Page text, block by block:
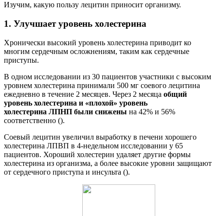
Изучим, какую пользу лецитин приносит организму.
1. Улучшает уровень холестерина
Хронически высокий уровень холестерина приводит ко
многим сердечным осложнениям, таким как сердечные
приступы.
В одном исследовании из 30 пациентов участники с высоким
уровнем холестерина принимали 500 мг соевого лецитина
ежедневно в течение 2 месяцев. Через 2 месяца общий
уровень холестерина и «плохой» уровень
холестерина ЛПНП были снижены на 42% и 56%
соответственно ().
Соевый лецитин увеличил выработку в печени хорошего
холестерина ЛПВП в 4-недельном исследовании у 65
пациентов. Хороший холестерин удаляет другие формы
холестерина из организма, а более высокие уровни защищают
от сердечного приступа и инсульта ().